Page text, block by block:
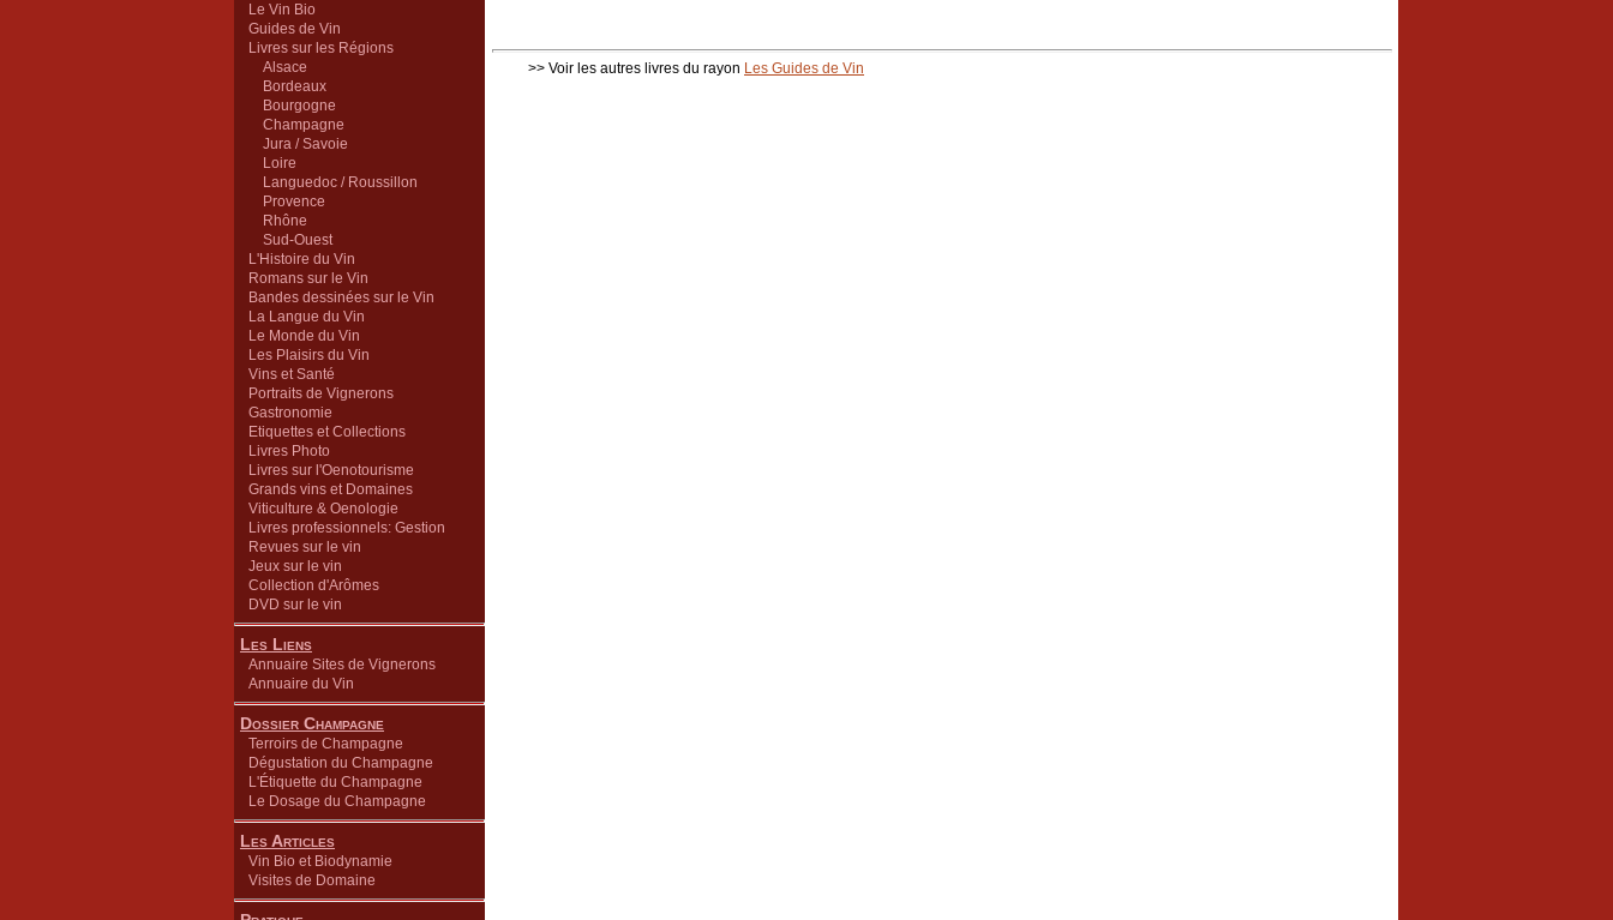
Le Vin Bio
Guides de Vin
Livres sur les Régions
Alsace
Bordeaux
Bourgogne
Champagne
Jura / Savoie
Loire
Languedoc / Roussillon
Provence
Rhône
Sud-Ouest
L'Histoire du Vin
Romans sur le Vin
Bandes dessinées sur le Vin
La Langue du Vin
Le Monde du Vin
Les Plaisirs du Vin
Vins et Santé
Portraits de Vignerons
Gastronomie
Etiquettes et Collections
Livres Photo
Livres sur l'Oenotourisme
Grands vins et Domaines
Viticulture & Oenologie
Livres professionnels: Gestion
Revues sur le vin
Jeux sur le vin
Collection d'Arômes
DVD sur le vin
Les Liens
Annuaire Sites de Vignerons
Annuaire du Vin
Dossier Champagne
Terroirs de Champagne
Dégustation du Champagne
L'Étiquette du Champagne
Le Dosage du Champagne
Les Articles
Vin Bio et Biodynamie
Visites de Domaine
>> Voir les autres livres du rayon Les Guides de Vin